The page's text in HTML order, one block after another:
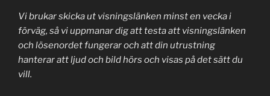
Vi brukar skicka ut visningslänken minst en vecka i
förväg, så vi uppmanar dig att testa att visningslänken
och lösenordet fungerar och att din utrustning
hanterar att ljud och bild hörs och visas på det sätt du
vill.